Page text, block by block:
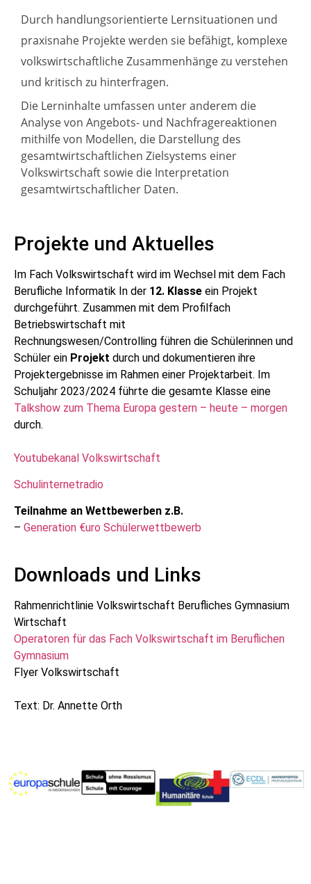
Durch handlungsorientierte Lernsituationen und
praxisnahe Projekte werden sie befähigt, komplexe
volkswirtschaftliche Zusammenhänge zu verstehen
und kritisch zu hinterfragen.
Die Lerninhalte umfassen unter anderem die
Analyse von Angebots- und Nachfragereaktionen
mithilfe von Modellen, die Darstellung des
gesamtwirtschaftlichen Zielsystems einer
Volkswirtschaft sowie die Interpretation
gesamtwirtschaftlicher Daten.
Projekte und Aktuelles
Im Fach Volkswirtschaft wird im Wechsel mit dem Fach
Berufliche Informatik In der 12. Klasse ein Projekt
durchgeführt. Zusammen mit dem Profilfach
Betriebswirtschaft mit
Rechnungswesen/Controlling führen die Schülerinnen und
Schüler ein Projekt durch und dokumentieren ihre
Projektergebnisse im Rahmen einer Projektarbeit. Im
Schuljahr 2023/2024 führte die gesamte Klasse eine
Talkshow zum Thema Europa gestern – heute – morgen
durch.
Youtubekanal Volkswirtschaft
Schulinternetradio
Teilnahme an Wettbewerben z.B.
– Generation €uro Schülerwettbewerb
Downloads und Links
Rahmenrichtlinie Volkswirtschaft Berufliches Gymnasium
Wirtschaft
Operatoren für das Fach Volkswirtschaft im Beruflichen
Gymnasium
Flyer Volkswirtschaft
Text: Dr. Annette Orth